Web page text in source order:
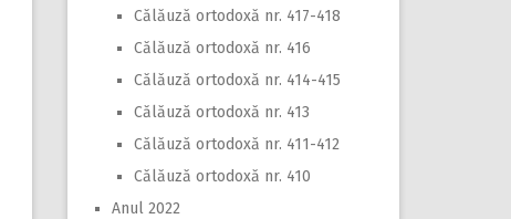
Călăuză ortodoxă nr. 417-418
Călăuză ortodoxă nr. 416
Călăuză ortodoxă nr. 414-415
Călăuză ortodoxă nr. 413
Călăuză ortodoxă nr. 411-412
Călăuză ortodoxă nr. 410
Anul 2022